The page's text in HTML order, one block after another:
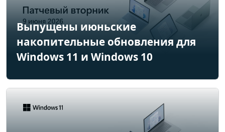
Выпущены июньские
накопительные обновления для
Windows 11 и Windows 10